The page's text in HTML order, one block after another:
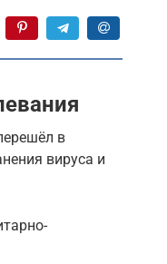
в
вируса и